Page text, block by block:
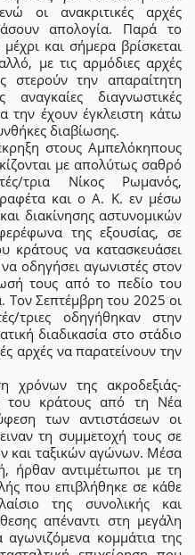
οι ανακριτικές αρχές
απολογία. Παρά το
και σήμερα βρίσκεται
με τις αρμόδιες αρχές
την απαραίτητη
διαγνωστικές
την έχουν έγκλειστη κάτω
διαβίωσης.
στους Αμπελόκηπους
με απολύτως σαθρό
τρια Νίκος Ρωμανός,
και ο Α. Κ. εν μέσω
διακίνησης αστυνομικών
της εξουσίας, σε
κράτους να κατασκευάσει
οδηγήσει αγωνιστές στον
τους από το πεδίο του
Τον Σεπτέμβρη του 2025 οι
τριες οδηγήθηκαν στην
διαδικασία στο στάδιο
αρχές να παρατείνουν την
χρόνων της ακροδεξιάς-
του κράτους από τη Νέα
των αντιστάσεων οι
τη συμμετοχή τους σε
και ταξικών αγώνων. Μέσα
ήρθαν αντιμέτωποι με τη
που επιβλήθηκε σε κάθε
της συνολικής και
απέναντι στη μεγάλη
αγωνιζόμενα κομμάτια της